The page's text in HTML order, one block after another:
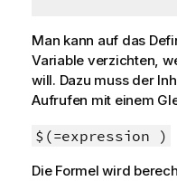
Man kann auf das
Variable verzichten,
will. Dazu muss der
Aufrufen mit einem
$(=expression )
Die Formel wird